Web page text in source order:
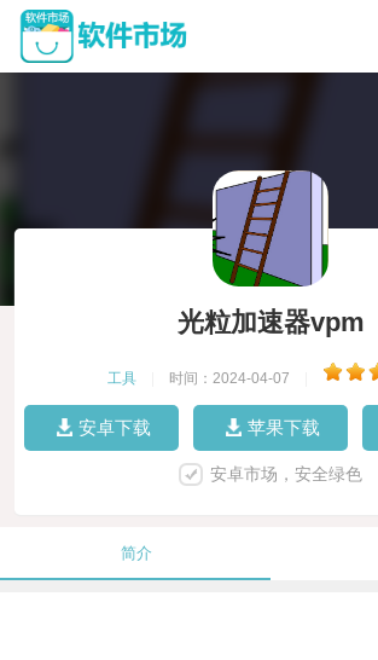
光粒加速器vpm
工具 时间：2024-04-07
安卓下载 苹果下载
安卓市场，安全绿色
简介